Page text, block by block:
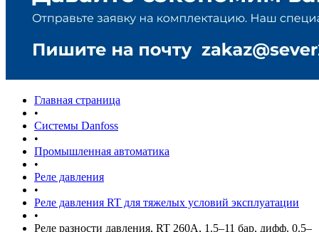
Главная страница
•
Системы Danfoss
•
Промышленная автоматика
•
Реле давления
•
Реле давления RT для тяжелых условий эксплуатации
•
Реле разности давления, RT 260A, 1.5–11 бар, дифф. 0.5–